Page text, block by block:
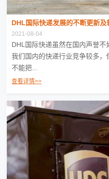
DHL国际快递发展的不断更新及
2021-08-04
DHL国际快递虽然在国内声誉
我们国内的快递行业竞争较多
不能把...
查看详情>>